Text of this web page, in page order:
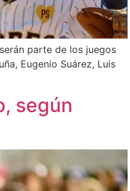
parte de los juegos
Eugenio Suárez, Luis
según